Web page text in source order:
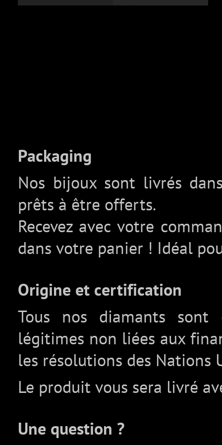
Packaging
Nos bijoux sont livrés
prêts à être offerts.
Recevez avec votre
dans votre panier ! Idéal
Origine et certification
Tous nos diamants
légitimes non liées aux
les résolutions des Nations
Le produit vous sera livré
Une question ?